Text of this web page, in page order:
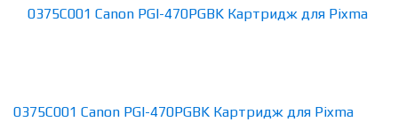
0375C001 Canon PGI-470PGBK Картридж для Pixma